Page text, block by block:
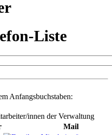
Liste
Anfangsbuchstaben:
innen der Verwaltung
Mail